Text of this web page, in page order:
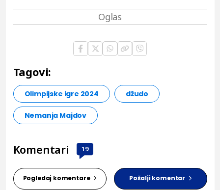
Tagovi:
Olimpijske igre 2024 džudo
Nemanja Majdov
Komentari 19
Pogledaj komentare Pošalji komentar